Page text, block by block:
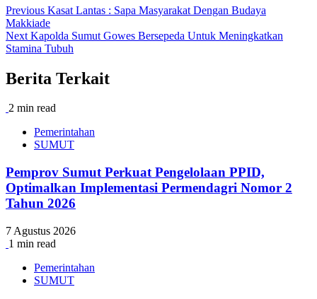
Previous Kasat Lantas : Sapa Masyarakat Dengan Budaya
Makkiade
Next Kapolda Sumut Gowes Bersepeda Untuk Meningkatkan
Stamina Tubuh
Berita Terkait
2 min read
Pemerintahan
SUMUT
Pemprov Sumut Perkuat Pengelolaan PPID,
Optimalkan Implementasi Permendagri Nomor 2
Tahun 2026
7 Agustus 2026
1 min read
Pemerintahan
SUMUT